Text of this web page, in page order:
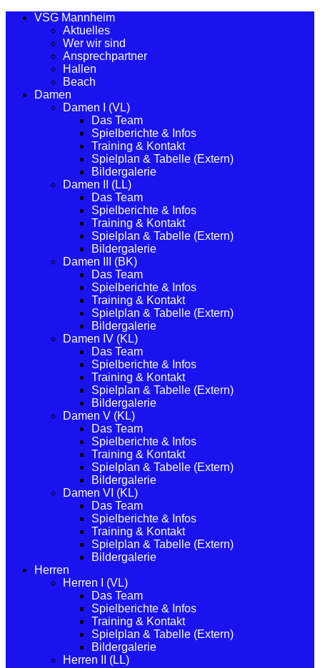
VSG Mannheim
Aktuelles
Wer wir sind
Ansprechpartner
Hallen
Beach
Damen
Damen I (VL)
Das Team
Spielberichte & Infos
Training & Kontakt
Spielplan & Tabelle (Extern)
Bildergalerie
Damen II (LL)
Das Team
Spielberichte & Infos
Training & Kontakt
Spielplan & Tabelle (Extern)
Bildergalerie
Damen III (BK)
Das Team
Spielberichte & Infos
Training & Kontakt
Spielplan & Tabelle (Extern)
Bildergalerie
Damen IV (KL)
Das Team
Spielberichte & Infos
Training & Kontakt
Spielplan & Tabelle (Extern)
Bildergalerie
Damen V (KL)
Das Team
Spielberichte & Infos
Training & Kontakt
Spielplan & Tabelle (Extern)
Bildergalerie
Damen VI (KL)
Das Team
Spielberichte & Infos
Training & Kontakt
Spielplan & Tabelle (Extern)
Bildergalerie
Herren
Herren I (VL)
Das Team
Spielberichte & Infos
Training & Kontakt
Spielplan & Tabelle (Extern)
Bildergalerie
Herren II (LL)